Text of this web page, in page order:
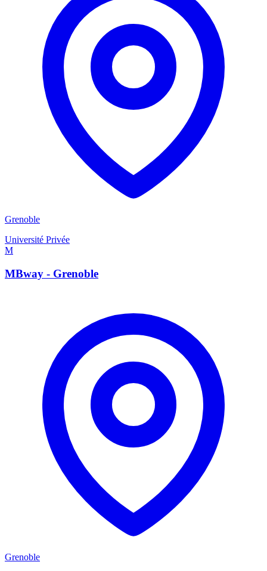
Grenoble
Université Privée
M
MBway - Grenoble
Grenoble